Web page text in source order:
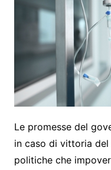
Le promesse del
in caso di vittoria del
politiche che